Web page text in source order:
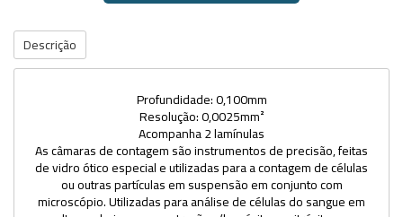
Descrição
Profundidade: 0,100mm
Resolução: 0,0025mm²
Acompanha 2 lamínulas
As câmaras de contagem são instrumentos de precisão, feitas
de vidro ótico especial e utilizadas para a contagem de células
ou outras partículas em suspensão em conjunto com
microscópio. Utilizadas para análise de células do sangue em